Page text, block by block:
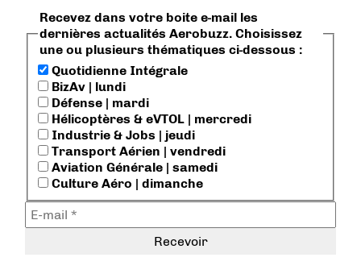
Recevez dans votre boite e-mail les
dernières actualités Aerobuzz. Choisissez
une ou plusieurs thématiques ci-dessous :
Quotidienne Intégrale
BizAv | lundi
Défense | mardi
Hélicoptères & eVTOL | mercredi
Industrie & Jobs | jeudi
Transport Aérien | vendredi
Aviation Générale | samedi
Culture Aéro | dimanche